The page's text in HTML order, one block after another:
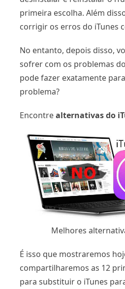
primeira escolha. Além
corrigir os erros do iTunes
No entanto, depois disso,
sofrer com os problemas
pode fazer exatamente
problema?
Encontrealternativas do
Melhores
É isso que mostraremos
compartilharemos as 12
para substituir o iTunes